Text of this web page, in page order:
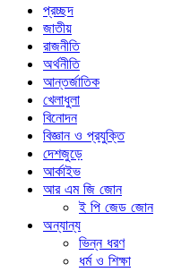
প্রচ্ছদ
জাতীয়
রাজনীতি
অর্থনীতি
আন্তর্জাতিক
খেলাধুলা
বিনোদন
বিজ্ঞান ও প্রযুক্তি
দেশজুড়ে
আর্কাইভ
আর এম জি জোন
ই পি জেড জোন
অন্যান্য
ভিন্ন ধরণ
ধর্ম ও শিক্ষা